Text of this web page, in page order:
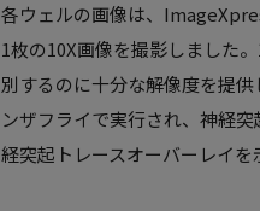
各ウェルの画像は、
1枚の10X画像を撮影しました
別するのに十分な解像度を提
ンザフライで実行され、神経
経突起トレースオーバーレイを